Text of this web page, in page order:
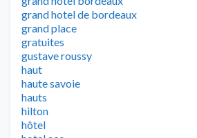
grand hotel de bordeaux
grand place
gratuites
gustave roussy
haut
haute savoie
hauts
hilton
hôtel